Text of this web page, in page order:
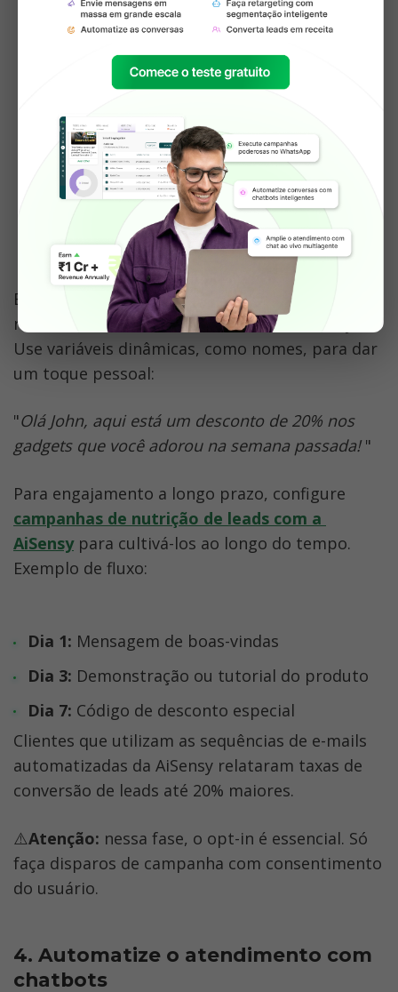
Disparos em massa pelo
WhatsApp
Envie mensagens personalizadas para um
número ilimitado de usuários com o AiSensy.
Use variáveis ​​dinâmicas, como nomes, para dar
um toque pessoal:
"Olá John, aqui está um desconto de 20% nos
gadgets que você adorou na semana passada! "
campanhas de nutrição de leads com a
AiSensy para cultivá-los ao longo do tempo.
Exemplo de fluxo:
Dia 1: Mensagem de boas-vindas
Dia 3: Demonstração ou tutorial do produto
Dia 7: Código de desconto especial
Clientes que utilizam as sequências de e-mails
automatizadas da AiSensy relataram taxas de
conversão de leads até 20% maiores.
⚠️Atenção: nessa fase, o opt-in é essencial. Só
faça disparos de campanha com consentimento
do usuário.
4. Automatize o atendimento com
chatbots